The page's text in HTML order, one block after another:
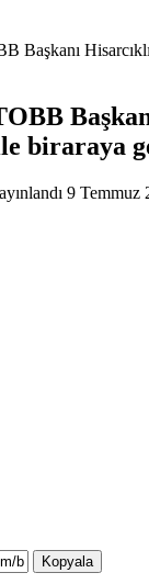
Başkanı
biraraya
9 Temmuz
Kopyala